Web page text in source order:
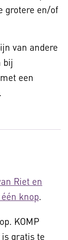
grotere en/of
van andere
bij
een
Riet en
knop.
KOMP
gratis te